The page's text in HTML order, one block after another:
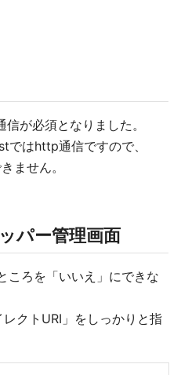
が必須となりました。
はhttp通信ですので、
ません。
パー管理画面
ころを「いいえ」にできな
クトURI」をしっかりと指